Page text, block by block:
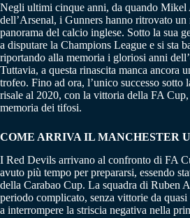
Negli ultimi cinque anni, da quando Mikel
dell’Arsenal, i Gunners hanno ritrovato
panorama del calcio inglese. Sotto la sua
a disputare la Champions League e si sta
riportando alla memoria i gloriosi anni
Tuttavia, a questa rinascita manca ancora
trofeo. Fino ad ora, l’unico successo sotto
risale al 2020, con la vittoria della FA
memoria dei tifosi.
COME ARRIVA IL MANCHESTER
I Red Devils arrivano al confronto di FA
avuto più tempo per prepararsi, essendo
della Carabao Cup. La squadra di Ruben
periodo complicato, senza vittorie da
a interrompere la striscia negativa nella